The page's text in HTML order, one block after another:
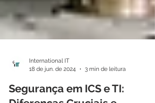
18 de jun. de 2024
3 min de leitura